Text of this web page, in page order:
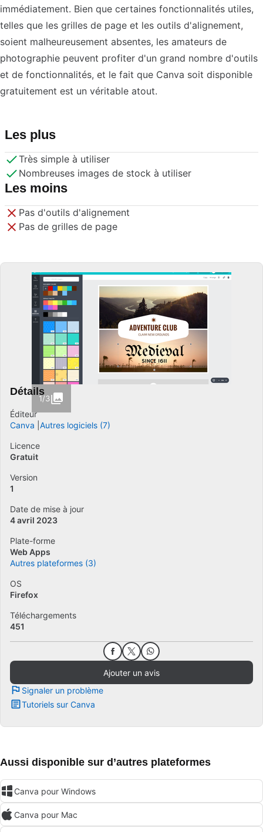
immédiatement. Bien que certaines fonctionnalités utiles,
telles que les grilles de page et les outils d'alignement,
soient malheureusement absentes, les amateurs de
photographie peuvent profiter d'un grand nombre d'outils
et de fonctionnalités, et le fait que Canva soit disponible
gratuitement est un véritable atout.
Les plus
Très simple à utiliser
Nombreuses images de stock à utiliser
Les moins
Pas d'outils d'alignement
Pas de grilles de page
1/3
Détails
Éditeur
Canva Autres logiciels (7)
Licence
Gratuit
Version
1
Date de mise à jour
4 avril 2023
Plate-forme
Web Apps
Autres plateformes (3)
OS
Firefox
Téléchargements
451
Ajouter un avis
Signaler un problème
Tutoriels sur Canva
Aussi disponible sur d’autres plateformes
Canva pour Windows
Canva pour Mac